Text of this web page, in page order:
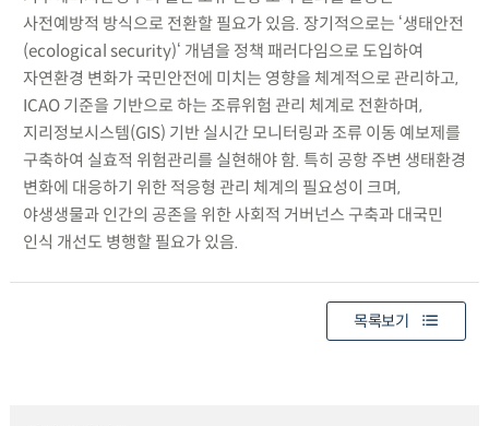
사전예방적 방식으로 전환할 필요가 있음. 장기적으로는 ‘생태안전
(ecological security)‘ 개념을 정책 패러다임으로 도입하여
자연환경 변화가 국민안전에 미치는 영향을 체계적으로 관리하고,
ICAO 기준을 기반으로 하는 조류위험 관리 체계로 전환하며,
지리정보시스템(GIS) 기반 실시간 모니터링과 조류 이동 예보제를
구축하여 실효적 위험관리를 실현해야 함. 특히 공항 주변 생태환경
변화에 대응하기 위한 적응형 관리 체계의 필요성이 크며,
야생생물과 인간의 공존을 위한 사회적 거버넌스 구축과 대국민
인식 개선도 병행할 필요가 있음.
목록보기